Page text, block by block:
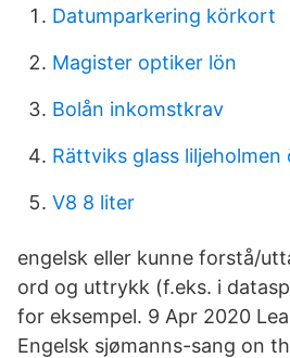
Datumparkering körkort
Magister optiker lön
Bolån inkomstkrav
Rättviks glass
V8 8 liter
engelsk eller kunne forstå/
ord og uttrykk (f.eks. i
for eksempel. 9 Apr 2020
Engelsk sjømanns-sang on